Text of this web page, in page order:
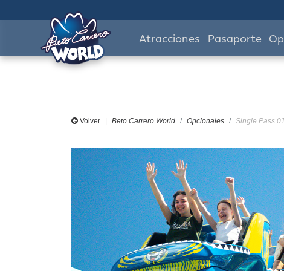
Atracciones Pasaporte
Volver Beto Carrero World Opcionales Single Pass